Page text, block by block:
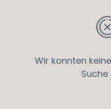
Wir konnten